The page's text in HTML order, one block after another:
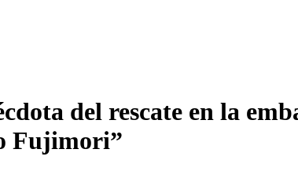
del rescate en la
Fujimori”